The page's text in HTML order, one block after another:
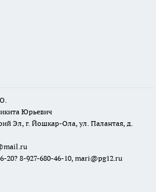
Юрьевич
Эл, г. Йошкар-Ола, ул. Палантая, д.
20? 8-927-680-46-10, mari@pg12.ru